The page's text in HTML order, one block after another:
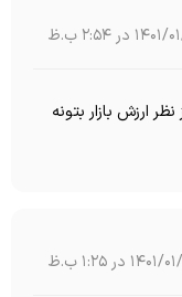
31 در 2:54 ب.ظ
ارزش بازار بتونه
31 در 1:25 ب.ظ